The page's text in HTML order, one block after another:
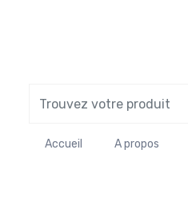
Accueil A propos